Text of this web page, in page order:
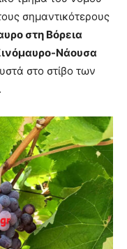
σημαντικότερους
στη Βόρεια
Νάουσα
στο στίβο των